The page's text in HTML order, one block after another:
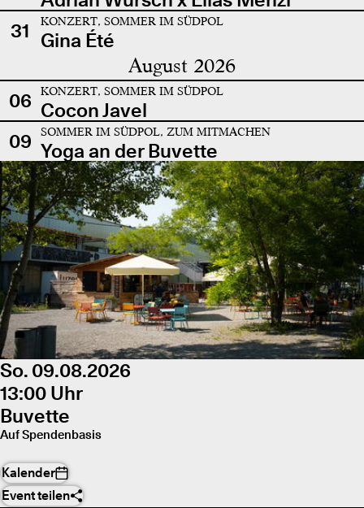
31
KONZERT, SOMMER IM SÜDPOL
Gina Été
August 2026
06 KONZERT, SOMMER IM SÜDPOL
Cocon Javel
09
SOMMER IM SÜDPOL, ZUM MITMACHEN
Yoga an der Buvette
So. 09.08.2026
13:00 Uhr
Buvette
Auf Spendenbasis
Kalender
Event teilen